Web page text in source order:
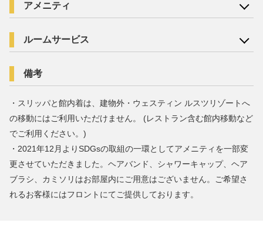
アメニティ
ルームサービス
備考
・スリッパと館内着は、建物外・ウェスティン ルスツリゾートへ
の移動にはご利用いただけません。 (レストラン含む館内移動など
でご利用ください。)
・2021年12月よりSDGsの取組の一環としてアメニティを一部変
更させていただきました。ヘアバンド、シャワーキャップ、ヘア
ブラシ、カミソリはお部屋内にご用意はございません。ご希望さ
れるお客様にはフロントにてご提供しております。